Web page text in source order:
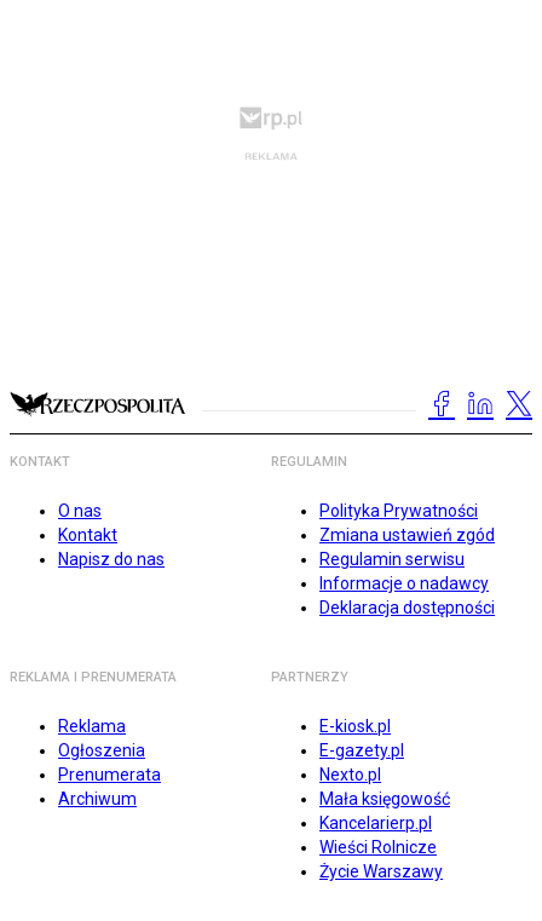
KONTAKT
O nas
Kontakt
Napisz do nas
REGULAMIN
Polityka Prywatności
Zmiana ustawień zgód
Regulamin serwisu
Informacje o nadawcy
Deklaracja dostępności
REKLAMA I PRENUMERATA
Reklama
Ogłoszenia
Prenumerata
Archiwum
PARTNERZY
E-kiosk.pl
E-gazety.pl
Nexto.pl
Mała księgowość
Kancelarierp.pl
Wieści Rolnicze
Życie Warszawy